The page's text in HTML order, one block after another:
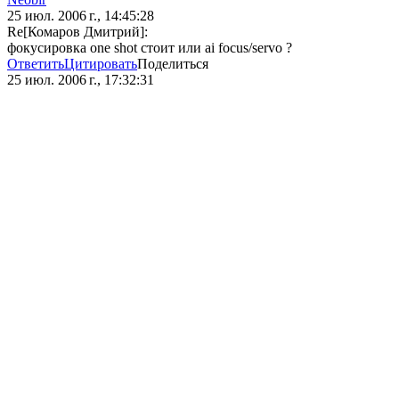
25 июл. 2006 г., 14:45:28
Re[Комаров Дмитрий]:
фокусировка one shot стоит или ai focus/servo ?
ОтветитьЦитироватьПоделиться
25 июл. 2006 г., 17:32:31